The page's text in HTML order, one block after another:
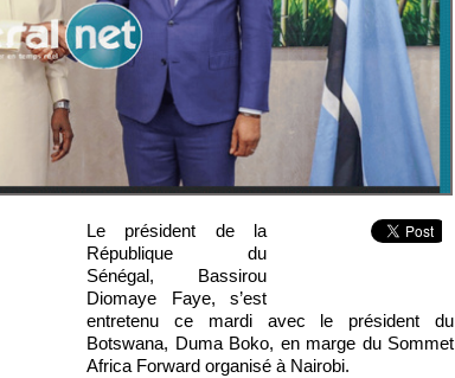
Le président de la
République du
Sénégal, Bassirou
Diomaye Faye, s’est
entretenu ce mardi avec le président du
Botswana, Duma Boko, en marge du Sommet
Africa Forward organisé à Nairobi.